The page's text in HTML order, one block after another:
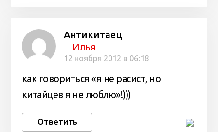
Антикитаец
Илья
12 ноября 2012 в 06:18
как говориться «я не расист, но
китайцев я не люблю»!)))
Ответить